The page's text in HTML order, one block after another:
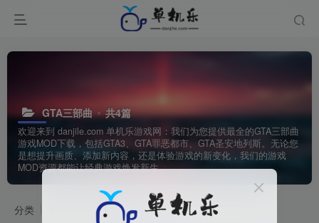
GTA三部曲 共4篇
欢迎来到 danjile.com 单机乐游戏网：我们为您提供最全的GTA三部曲
游戏MOD下载，包括GTA3、GTA罪恶都市、GTA圣安地列斯。无论您
是想提升画质、添加新内容，还是体验游戏的新变化，我们的游戏
MOD资源都能让经典游戏焕发新生。
分类
GTA系列